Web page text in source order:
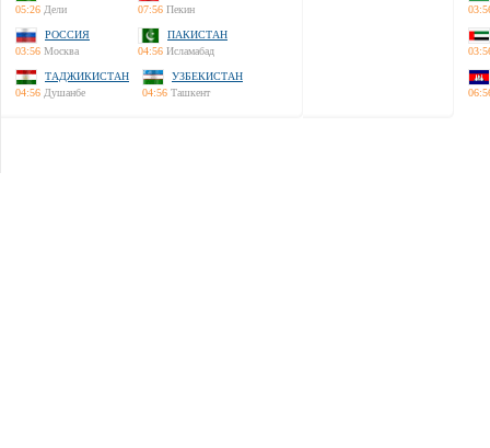
05:26 Дели
07:56 Пекин
РОССИЯ
03:56 Москва
ПАКИСТАН
04:56 Исламабад
ТАДЖИКИСТАН
04:56 Душанбе
УЗБЕКИСТАН
04:56 Ташкент